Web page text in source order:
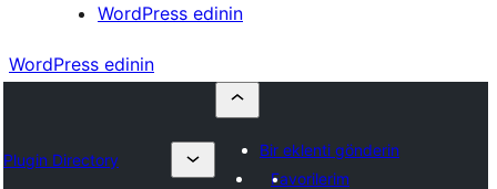
WordPress edinin
WordPress edinin
Plugin Directory
Bir eklenti gönderin
Favorilerim